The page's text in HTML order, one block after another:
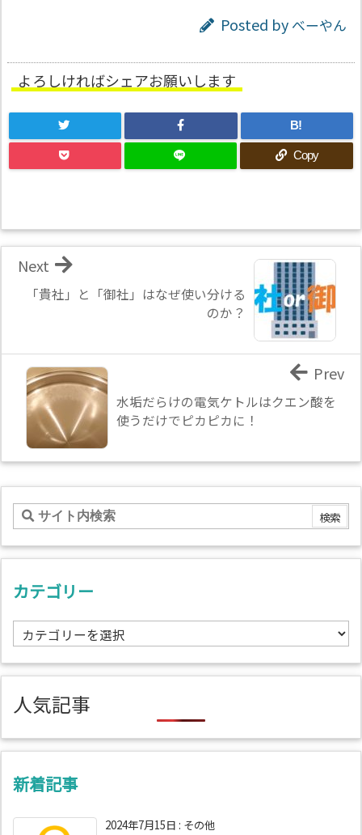
Posted by べーやん
よろしければシェアお願いします
B!
Copy
「貴社」と「御社」はなぜ使い分ける
のか？
Next
水垢だらけの電気ケトルはクエン酸を
使うだけでピカピカに！
Prev
カテゴリー
カ
テ
ゴ
ー
人気記事
新着記事
2024年7月15日 : その他